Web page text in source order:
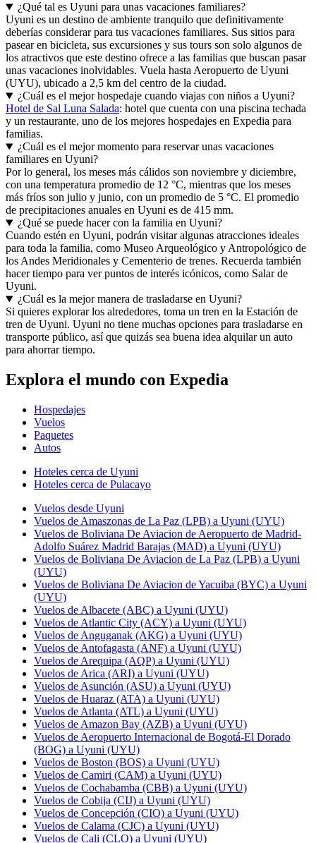
¿Qué tal es Uyuni para unas vacaciones familiares?
Uyuni es un destino de ambiente tranquilo que definitivamente
deberías considerar para tus vacaciones familiares. Sus sitios para
pasear en bicicleta, sus excursiones y sus tours son solo algunos de
los atractivos que este destino ofrece a las familias que buscan pasar
unas vacaciones inolvidables. Vuela hasta Aeropuerto de Uyuni
(UYU), ubicado a 2,5 km del centro de la ciudad.
¿Cuál es el mejor hospedaje cuando viajas con niños a Uyuni?
Hotel de Sal Luna Salada: hotel que cuenta con una piscina techada
y un restaurante, uno de los mejores hospedajes en Expedia para
familias.
¿Cuál es el mejor momento para reservar unas vacaciones
familiares en Uyuni?
Por lo general, los meses más cálidos son noviembre y diciembre,
con una temperatura promedio de 12 °C, mientras que los meses
más fríos son julio y junio, con un promedio de 5 °C. El promedio
de precipitaciones anuales en Uyuni es de 415 mm.
¿Qué se puede hacer con la familia en Uyuni?
Cuando estén en Uyuni, podrán visitar algunas atracciones ideales
para toda la familia, como Museo Arqueológico y Antropológico de
los Andes Meridionales y Cementerio de trenes. Recuerda también
hacer tiempo para ver puntos de interés icónicos, como Salar de
Uyuni.
¿Cuál es la mejor manera de trasladarse en Uyuni?
Si quieres explorar los alrededores, toma un tren en la Estación de
tren de Uyuni. Uyuni no tiene muchas opciones para trasladarse en
transporte público, así que quizás sea buena idea alquilar un auto
para ahorrar tiempo.
Explora el mundo con Expedia
Hospedajes
Vuelos
Paquetes
Autos
Hoteles cerca de Uyuni
Hoteles cerca de Pulacayo
Vuelos desde Uyuni
Vuelos de Amaszonas de La Paz (LPB) a Uyuni (UYU)
Vuelos de Boliviana De Aviacion de Aeropuerto de Madrid-
Adolfo Suárez Madrid Barajas (MAD) a Uyuni (UYU)
Vuelos de Boliviana De Aviacion de La Paz (LPB) a Uyuni
(UYU)
Vuelos de Boliviana De Aviacion de Yacuiba (BYC) a Uyuni
(UYU)
Vuelos de Albacete (ABC) a Uyuni (UYU)
Vuelos de Atlantic City (ACY) a Uyuni (UYU)
Vuelos de Anguganak (AKG) a Uyuni (UYU)
Vuelos de Antofagasta (ANF) a Uyuni (UYU)
Vuelos de Arequipa (AQP) a Uyuni (UYU)
Vuelos de Arica (ARI) a Uyuni (UYU)
Vuelos de Asunción (ASU) a Uyuni (UYU)
Vuelos de Huaraz (ATA) a Uyuni (UYU)
Vuelos de Atlanta (ATL) a Uyuni (UYU)
Vuelos de Amazon Bay (AZB) a Uyuni (UYU)
Vuelos de Aeropuerto Internacional de Bogotá-El Dorado
(BOG) a Uyuni (UYU)
Vuelos de Boston (BOS) a Uyuni (UYU)
Vuelos de Camiri (CAM) a Uyuni (UYU)
Vuelos de Cochabamba (CBB) a Uyuni (UYU)
Vuelos de Cobija (CIJ) a Uyuni (UYU)
Vuelos de Concepción (CIO) a Uyuni (UYU)
Vuelos de Calama (CJC) a Uyuni (UYU)
Vuelos de Cali (CLO) a Uyuni (UYU)